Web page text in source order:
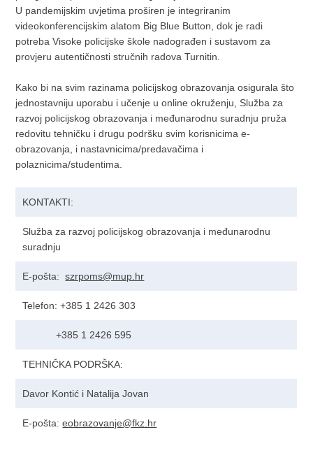
U pandemijskim uvjetima proširen je integriranim
videokonferencijskim alatom Big Blue Button, dok je radi
potreba Visoke policijske škole nadograđen i sustavom za
provjeru autentičnosti stručnih radova Turnitin.
Kako bi na svim razinama policijskog obrazovanja osigurala što
jednostavniju uporabu i učenje u online okruženju, Služba za
razvoj policijskog obrazovanja i međunarodnu suradnju pruža
redovitu tehničku i drugu podršku svim korisnicima e-
obrazovanja, i nastavnicima/predavačima i
polaznicima/studentima.
KONTAKTI:
Služba za razvoj policijskog obrazovanja i međunarodnu
suradnju
E-pošta:szrpoms@mup.hr
Telefon: +385 1 2426 303
+385 1 2426 595
TEHNIČKA PODRŠKA:
Davor Kontić i Natalija Jovan
E-pošta:eobrazovanje@fkz.hr